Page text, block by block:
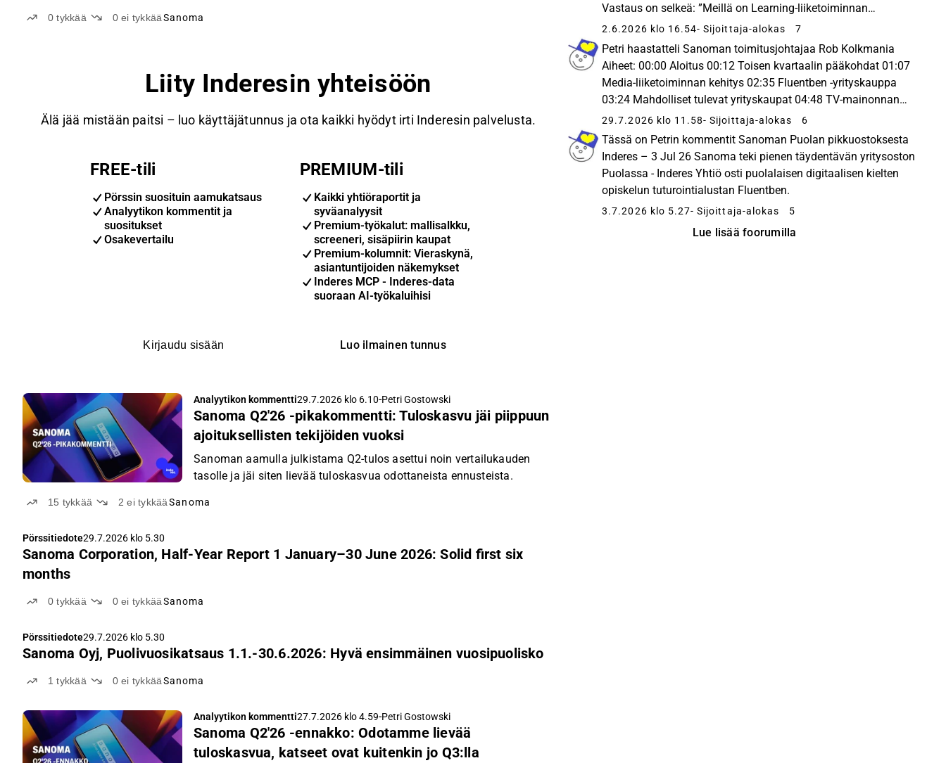
0tykkää 0ei tykkääSanoma
Liity Inderesin yhteisöön
Älä jää mistään paitsi – luo käyttäjätunnus ja ota kaikki hyödyt irti Inderesin palvelusta.
FREE-tili
Pörssin suosituin aamukatsaus
Analyytikon kommentit ja
suositukset
Osakevertailu
PREMIUM-tili
Kaikki yhtiöraportit ja
syväanalyysit
Premium-työkalut: mallisalkku,
screeneri, sisäpiirin kaupat
Premium-kolumnit: Vieraskynä,
asiantuntijoiden näkemykset
Inderes MCP - Inderes-data
suoraan AI-työkaluihisi
Kirjaudu sisään Luo ilmainen tunnus
Analyytikon kommentti29.7.2026 klo 6.10-Petri Gostowski
Sanoma Q2'26 -pikakommentti: Tuloskasvu jäi piippuun
ajoituksellisten tekijöiden vuoksi
Sanoman aamulla julkistama Q2-tulos asettui noin vertailukauden
tasolle ja jäi siten lievää tuloskasvua odottaneista ennusteista.
15 tykkää 2ei tykkää Sanoma
Pörssitiedote29.7.2026 klo 5.30
Sanoma Corporation, Half-Year Report 1 January–30 June 2026: Solid first six
months
0tykkää 0ei tykkääSanoma
Pörssitiedote29.7.2026 klo 5.30
Sanoma Oyj, Puolivuosikatsaus 1.1.-30.6.2026: Hyvä ensimmäinen vuosipuolisko
1tykkää 0ei tykkääSanoma
Analyytikon kommentti27.7.2026 klo 4.59-Petri Gostowski
Sanoma Q2'26 -ennakko: Odotamme lievää
tuloskasvua, katseet ovat kuitenkin jo Q3:lla
Vastaus on selkeä: ”Meillä on Learning-liiketoiminnan
vetämänä selkeä kasvupolku vuosille 2026–2030. Tämä näkyy
jo...
2.6.2026 klo 16.54- Sijoittaja-alokas 7
Petri haastatteli Sanoman toimitusjohtajaa Rob Kolkmania
Aiheet: 00:00 Aloitus 00:12 Toisen kvartaalin pääkohdat 01:07
Media-liiketoiminnan kehitys 02:35 Fluentben -yrityskauppa
03:24 Mahdolliset tulevat yrityskaupat 04:48 TV-mainonnan
tulevaisuus 06:05 Oppimisliiketoiminnan kehitys...
29.7.2026 klo 11.58- Sijoittaja-alokas 6
Tässä on Petrin kommentit Sanoman Puolan pikkuostoksesta
Inderes – 3 Jul 26 Sanoma teki pienen täydentävän yritysoston
Puolassa - Inderes Yhtiö osti puolalaisen digitaalisen kielten
opiskelun tuturointialustan Fluentben.
3.7.2026 klo 5.27- Sijoittaja-alokas 5
Lue lisää foorumilla